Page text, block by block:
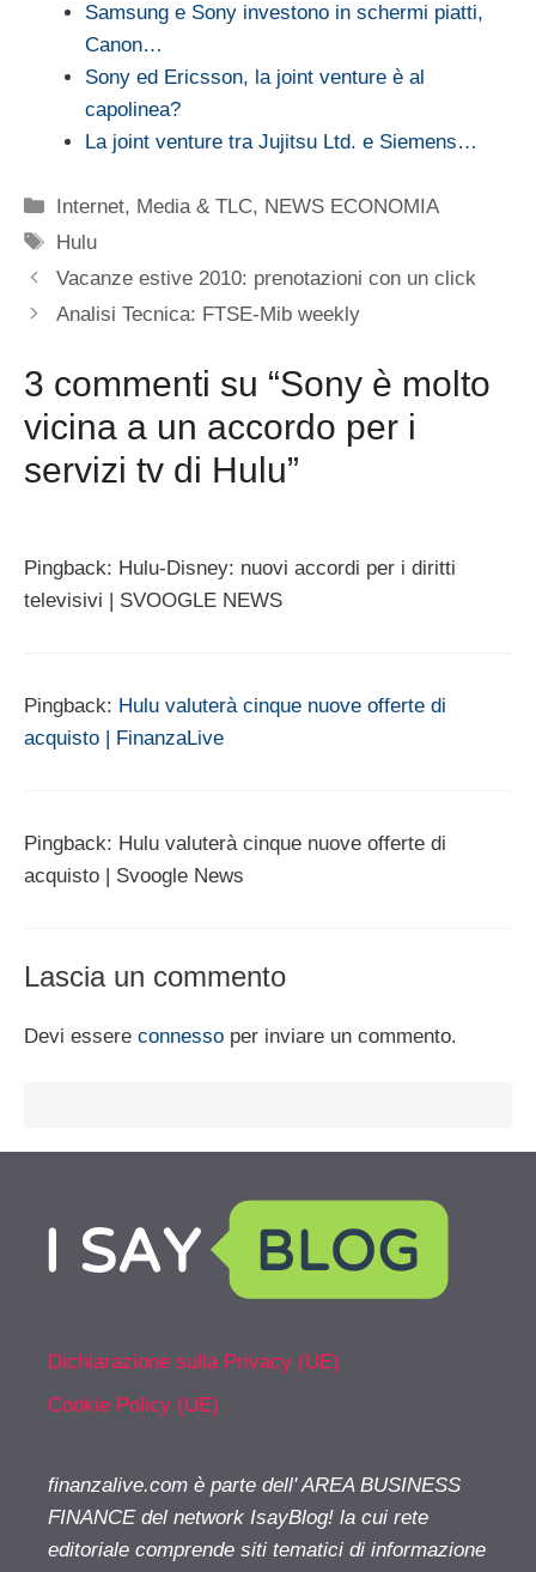
Samsung e Sony investono in schermi piatti,
Canon…
Sony ed Ericsson, la joint venture è al
capolinea?
La joint venture tra Jujitsu Ltd. e Siemens…
Categorie
Internet, Media & TLC, NEWS ECONOMIA
Tag
Hulu
Vacanze estive 2010: prenotazioni con un click
Analisi Tecnica: FTSE-Mib weekly
3 commenti su “Sony è molto
vicina a un accordo per i
servizi tv di Hulu”
Pingback: Hulu-Disney: nuovi accordi per i diritti
televisivi | SVOOGLE NEWS
Pingback: Hulu valuterà cinque nuove offerte di
acquisto | FinanzaLive
Pingback: Hulu valuterà cinque nuove offerte di
acquisto | Svoogle News
Lascia un commento
Devi essere connesso per inviare un commento.
Dichiarazione sulla Privacy (UE)
Cookie Policy (UE)
finanzalive.com è parte dell' AREA BUSINESS
FINANCE del network IsayBlog! la cui rete
editoriale comprende siti tematici di informazione